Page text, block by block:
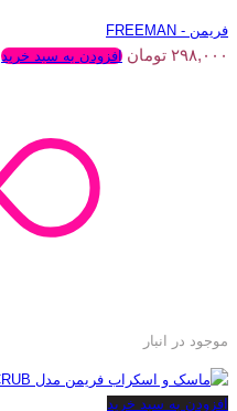
فریمن - FREEMAN
۲۹۸,۰۰۰ تومان افزودن به سبد خرید
موجود در انبار
افزودن به سبد خرید